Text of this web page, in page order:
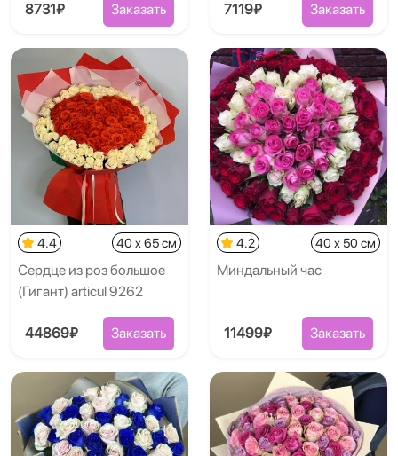
8731₽ Заказать 7119₽ Заказать
4.4 40 x 65 см
Сердце из роз большое
(Гигант) articul 9262
44869₽ Заказать
4.2 40 x 50 см
Миндальный час
11499₽ Заказать